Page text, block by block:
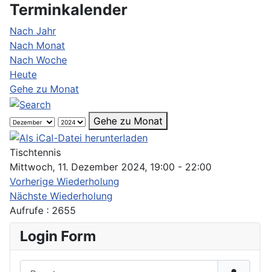
Terminkalender
Nach Jahr
Nach Monat
Nach Woche
Heute
Gehe zu Monat
Gehe zu Monat
Tischtennis
Mittwoch, 11. Dezember 2024, 19:00 - 22:00
Vorherige Wiederholung
Nächste Wiederholung
Aufrufe : 2655
Login Form